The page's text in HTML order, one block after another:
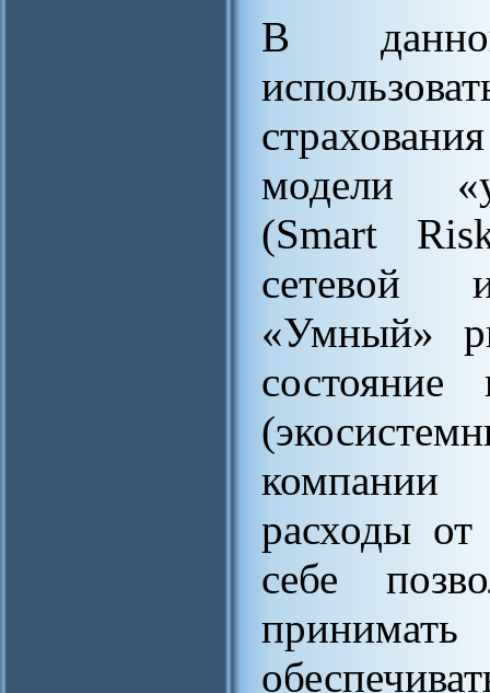
В
модели
(Smart
сетевой
«Умный»
компании
расходы
себе